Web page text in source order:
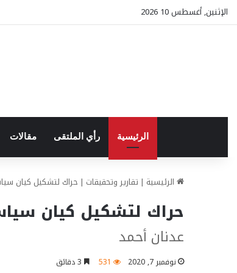
الإثنين, أغسطس 10 2026
الرئيسية رأي الملتقى مقالات
الرئيسية | تقارير وتحقيقات | حراك لتشكيل كيان
حراك لتشكيل كيان
عدنان أحمد
نوفمبر 7, 2020 531